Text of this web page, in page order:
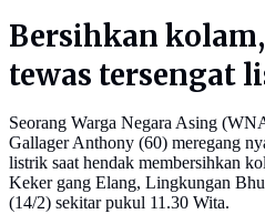
Bersihkan
tewas tersengat
Seorang Warga Negara Asing
Gallager Anthony (60) meregang
listrik saat hendak membersihkan
Keker gang Elang, Lingkungan
(14/2) sekitar pukul 11.30 Wita.